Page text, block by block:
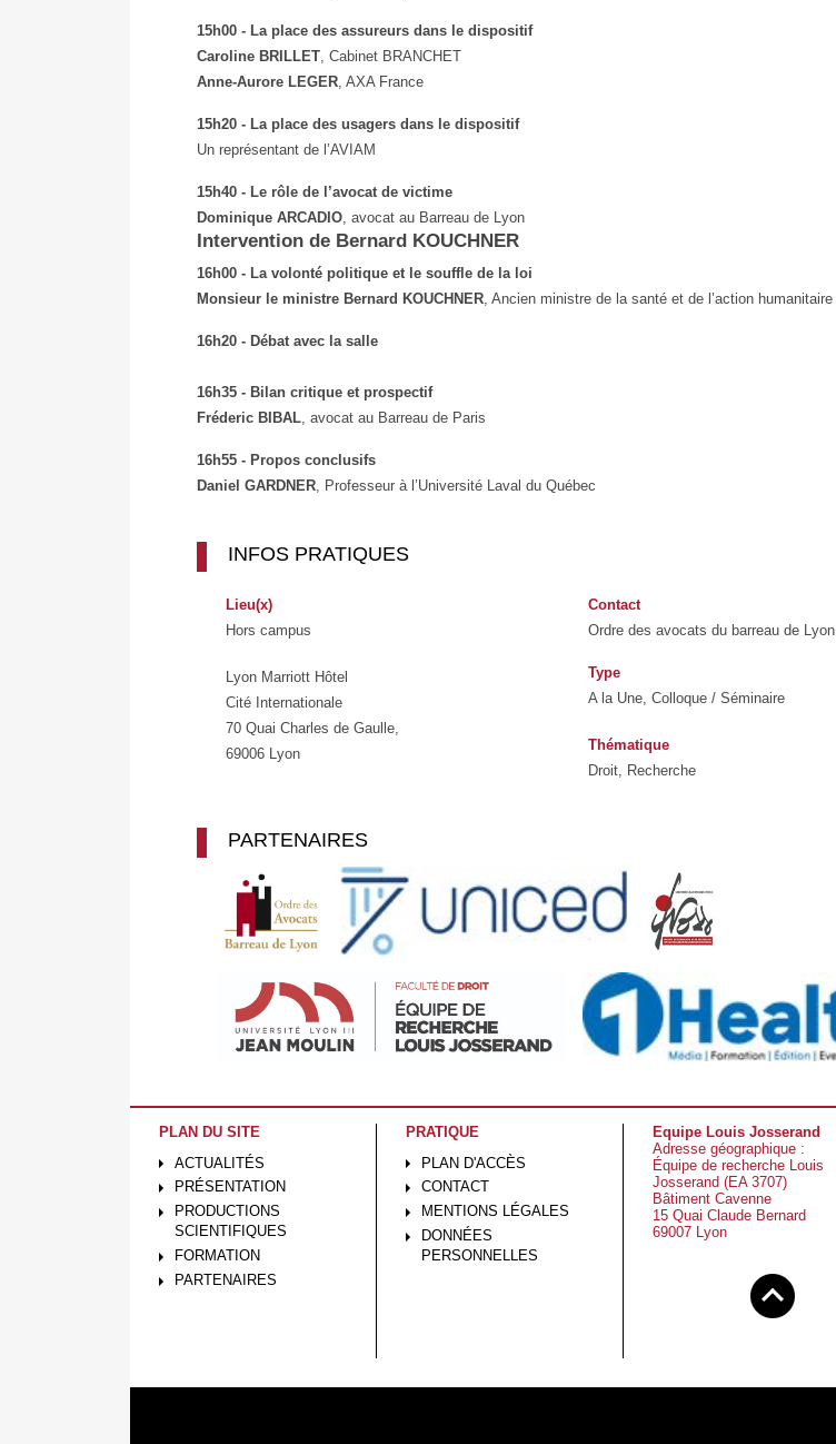
15h00 - La place des assureurs dans le dispositif
Caroline BRILLET , Cabinet BRANCHET
Anne-Aurore LEGER , AXA France
15h20 - La place des usagers dans le dispositif
Un représentant de l’AVIAM
15h40 - Le rôle de l’avocat de victime
Dominique ARCADIO , avocat au Barreau de Lyon
Intervention de Bernard KOUCHNER
16h00 - La volonté politique et le souffle de la loi
Monsieur le ministre Bernard KOUCHNER, Ancien ministre de la santé et de l’action humanitaire
16h20 - Débat avec la salle
16h35 - Bilan critique et prospectif
Fréderic BIBAL, avocat au Barreau de Paris
16h55 - Propos conclusifs
Daniel GARDNER, Professeur à l’Université Laval du Québec
INFOS PRATIQUES
Lieu(x)
Hors campus
Lyon Marriott Hôtel
Cité Internationale
70 Quai Charles de Gaulle,
69006 Lyon
Contact
Ordre des avocats du barreau de Lyon
Type
A la Une, Colloque / Séminaire
Thématique
Droit, Recherche
PARTENAIRES
PLAN DU SITE
ACTUALITÉS
PRÉSENTATION
PRODUCTIONS
SCIENTIFIQUES
FORMATION
PARTENAIRES
PRATIQUE
PLAN D'ACCÈS
CONTACT
MENTIONS LÉGALES
DONNÉES
PERSONNELLES
Equipe Louis Josserand
Adresse géographique :
Équipe de recherche Louis
Josserand (EA 3707)
Bâtiment Cavenne
15 Quai Claude Bernard
69007 Lyon